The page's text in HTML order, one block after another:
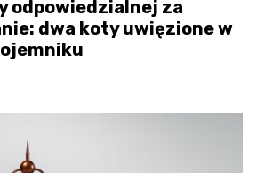
odpowiedzialnej za
dwa koty uwięzione w